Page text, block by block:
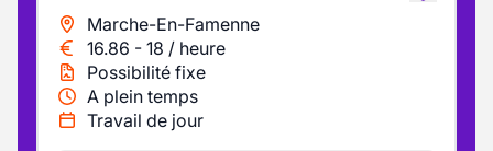
Marche-En-Famenne
16.86 - 18 / heure
Possibilité fixe
A plein temps
Travail de jour